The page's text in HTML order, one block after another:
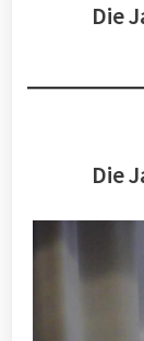
Die
Die